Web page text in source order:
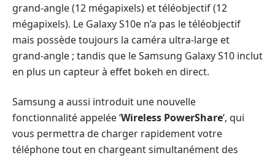
grand-angle (12 mégapixels) et téléobjectif (12
mégapixels). Le Galaxy S10e n’a pas le téléobjectif
mais possède toujours la caméra ultra-large et
grand-angle ; tandis que le Samsung Galaxy S10 inclut
en plus un capteur à effet bokeh en direct.
Samsung a aussi introduit une nouvelle
fonctionnalité appelée ‘Wireless PowerShare‘, qui
vous permettra de charger rapidement votre
téléphone tout en chargeant simultanément des